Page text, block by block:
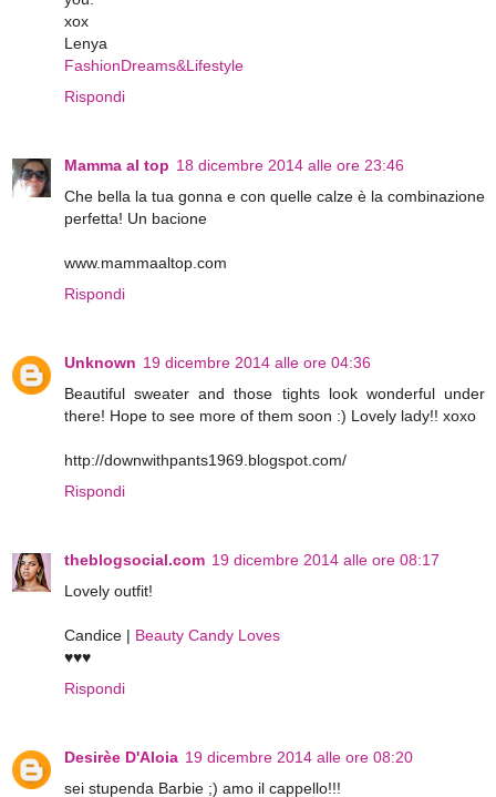
xox
Lenya
FashionDreams&Lifestyle
Rispondi
Mamma al top 18 dicembre 2014 alle ore 23:46
Che bella la tua gonna e con quelle calze è la combinazione
perfetta! Un bacione
www.mammaaltop.com
Rispondi
Unknown 19 dicembre 2014 alle ore 04:36
Beautiful sweater and those tights look wonderful under
there! Hope to see more of them soon :) Lovely lady!! xoxo
http://downwithpants1969.blogspot.com/
Rispondi
theblogsocial.com 19 dicembre 2014 alle ore 08:17
Lovely outfit!
Candice | Beauty Candy Loves
♥♥♥
Rispondi
Desirèe D'Aloia 19 dicembre 2014 alle ore 08:20
sei stupenda Barbie ;) amo il cappello!!!